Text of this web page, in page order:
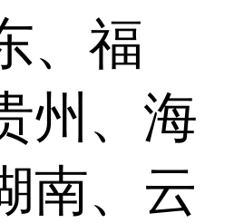
、福
州、海
南、云